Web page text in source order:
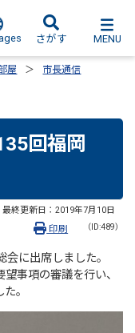
さがす MENU
屋
市長通信
回福岡
最終更新日： 2019年7月10日
（ID:489）
印刷
に出席しました。
事項の審議を行い、
。